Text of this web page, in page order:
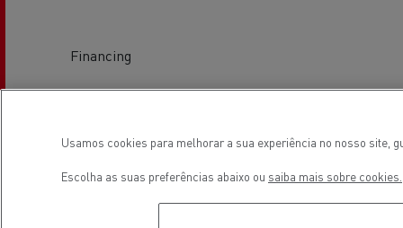
Financing
Usamos cookies para melhorar a sua experiência no nosso site,
Escolha as suas preferências abaixo ou saiba mais sobre cookies.